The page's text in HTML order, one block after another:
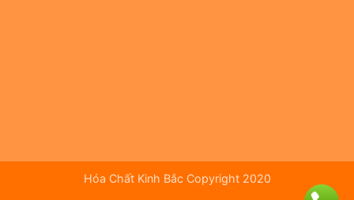
Hóa Chất Kinh Bắc Copyright 2020